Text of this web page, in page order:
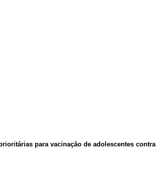
para vacinação de adolescentes contra